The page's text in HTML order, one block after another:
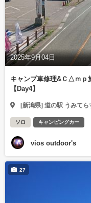
2025年9月04日
キャンプ車修理&Ｃ△ｍｐ
【Day4】
[新潟県] 道の駅 うみてら
ソロ キャンピングカー
vios outdoor's
27